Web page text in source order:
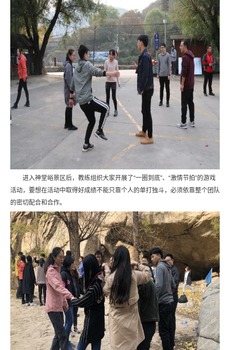
进入神堂峪景区后，教练组织大家开展了“一圈到底”、“激情节拍”的游戏
活动，要想在活动中取得好成绩不能只靠个人的单打独斗，必须依靠整个团队
的密切配合和合作。